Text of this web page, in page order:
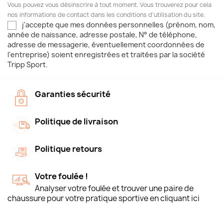
Vous pouvez vous désinscrire à tout moment. Vous trouverez pour cela
nos informations de contact dans les conditions d'utilisation du site.
j'accepte que mes données personnelles (prénom, nom,
année de naissance, adresse postale, N° de téléphone,
adresse de messagerie, éventuellement coordonnées de
l'entreprise) soient enregistrées et traitées par la société
Tripp Sport.
Garanties sécurité
Politique de livraison
Politique retours
Votre foulée !
Analyser votre foulée et trouver une paire de
chaussure pour votre pratique sportive en cliquant ici